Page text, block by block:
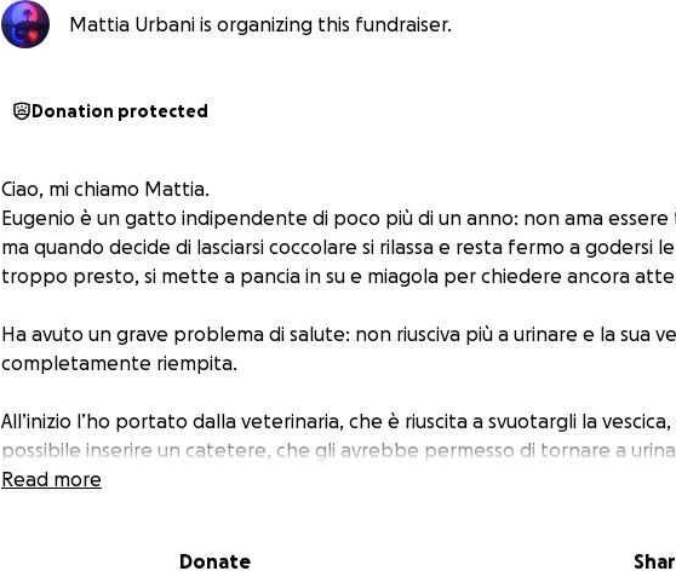
Mattia Urbani is organizing this fundraiser.
Donation protected
Ciao, mi chiamo Mattia.
Eugenio è un gatto indipendente di poco più di un anno: non ama
ma quando decide di lasciarsi coccolare si rilassa e resta fermo a godersi
troppo presto, si mette a pancia in su e miagola per chiedere ancora
Ha avuto un grave problema di salute: non riusciva più a urinare e la sua
completamente riempita.
All’inizio l’ho portato dalla veterinaria, che è riuscita a svuotargli la
possibile inserire un catetere, che gli avrebbe permesso di tornare a
Dopo qualche ora a casa, la situazione è peggiorata: Eugenio ha iniziato a
Read more
Donate